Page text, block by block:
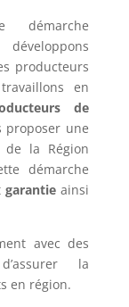
démarche
producteurs
en
de
proposer une
la Région
démarche
garantie ainsi
avec des
la
en région.